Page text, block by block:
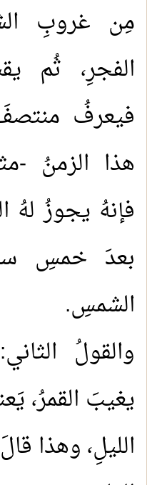
مِن غروبِ
الفجرِ، ثُم
فيعرفُ منتصفَ
هذا الزمنُ -
فإنهُ يجوزُ لهُ
بعدَ خمسِ
الشمسِ.
والقولُ
يغيبَ القمرُ،
الليلِ، وهذا